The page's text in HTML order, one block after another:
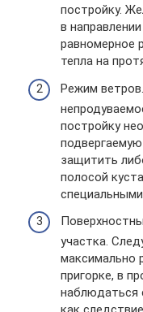
постройку.
в
равномерное
тепла на
Режим
постройку
защитить
полосой
участка.
максимально
пригорке, в
наблюдаться